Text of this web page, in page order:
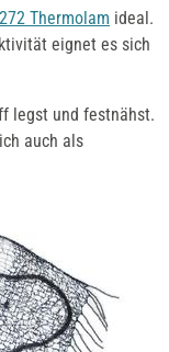
Thermolam ideal.
eignet es sich
legst und festnähst.
auch als